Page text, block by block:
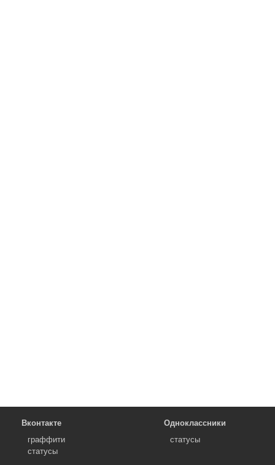
Вконтакте
граффити
статусы
Одноклассники
статусы